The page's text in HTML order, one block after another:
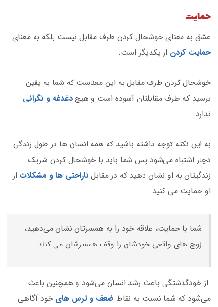
حمایت
عشق به معنای خوشحال کردن طرف مقابل نیست بلکه به معنای
حمایت کردن از یکدیگر است.
خوشحال کردن طرف مقابل به این معناست که شما به یقین
برسید که طرف مقابلتان آسوده است و هیچ دغدغه و نگرانی
ندارد.
به این نکته توجه داشته باشید که همه انسان ها در طول زندگی
دچار اشتباه می‌شود پس شما باید با خوشحال کردن شریک
زندگیتان به او نشان دهید که در مقابل ناراحتی ها و مشکلات از
او حمایت می کنید.
شما با حمایت، علاقه خود را به همسرتان نشان می‌دهید،
زوج های واقعی خودشان را وقف همسرشان می کنند.
از خودگذشتگی باعث رشد انسان می‌شود و همچنین باعث
می‌شود که شما نسبت به نقاط ضعف و ترس های خود آگاهی